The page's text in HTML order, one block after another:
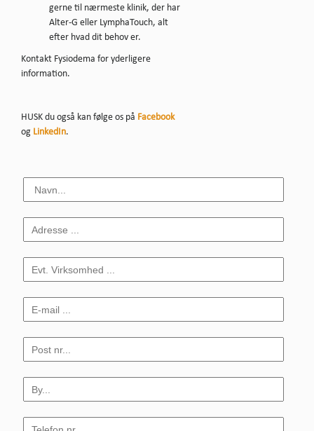
gerne til nærmeste klinik, der har
Alter-G eller LymphaTouch, alt
efter hvad dit behov er.
Kontakt Fysiodema for yderligere
information.
HUSK du også kan følge os på Facebook
og LinkedIn.